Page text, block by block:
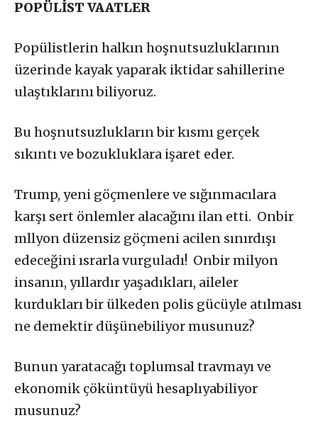
POPÜLİST VAATLER
Popülistlerin halkın hoşnutsuzluklarının
üzerinde kayak yaparak iktidar sahillerine
ulaştıklarını biliyoruz.
Bu hoşnutsuzlukların bir kısmı gerçek
sıkıntı ve bozukluklara işaret eder.
Trump, yeni göçmenlere ve sığınmacılara
karşı sert önlemler alacağını ilan etti. Onbir
mllyon düzensiz göçmeni acilen sınırdışı
edeceğini ısrarla vurguladı! Onbir milyon
insanın, yıllardır yaşadıkları, aileler
kurdukları bir ülkeden polis gücüyle atılması
ne demektir düşünebiliyor musunuz?
Bunun yaratacağı toplumsal travmayı ve
ekonomik çöküntüyü hesaplıyabiliyor
musunuz?